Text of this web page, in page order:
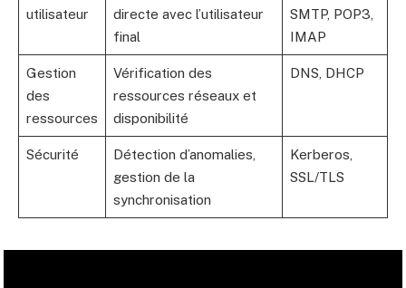
utilisateur
directe avec l’utilisateur
final
SMTP, POP3,
IMAP
Gestion
des
ressources
Vérification des
ressources réseaux et
disponibilité
DNS, DHCP
Sécurité
Détection d’anomalies,
gestion de la
synchronisation
Kerberos,
SSL/TLS